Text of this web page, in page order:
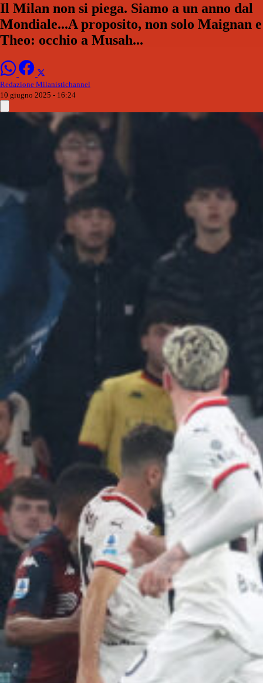
Il Milan non si piega. Siamo a un anno dal
Mondiale...A proposito, non solo Maignan e
Theo: occhio a Musah...
Redazione Milanistichannel
10 giugno 2025 - 16:24